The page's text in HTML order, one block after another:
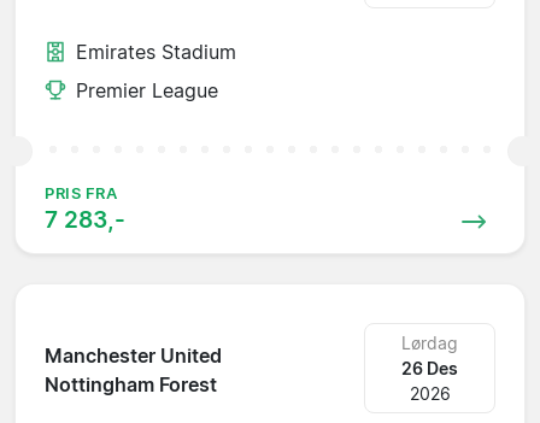
Emirates Stadium
Premier League
PRIS FRA
7 283,-
Manchester United
Nottingham Forest
Lørdag
26 Des
2026